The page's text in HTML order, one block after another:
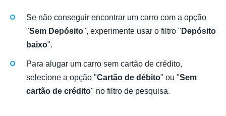
Se não conseguir encontrar um carro com a opção
"Sem Depósito", experimente usar o filtro " Depósito
baixo".
Para alugar um carro sem cartão de crédito,
selecione a opção "Cartão de débito" ou "Sem
cartão de crédito" no filtro de pesquisa.